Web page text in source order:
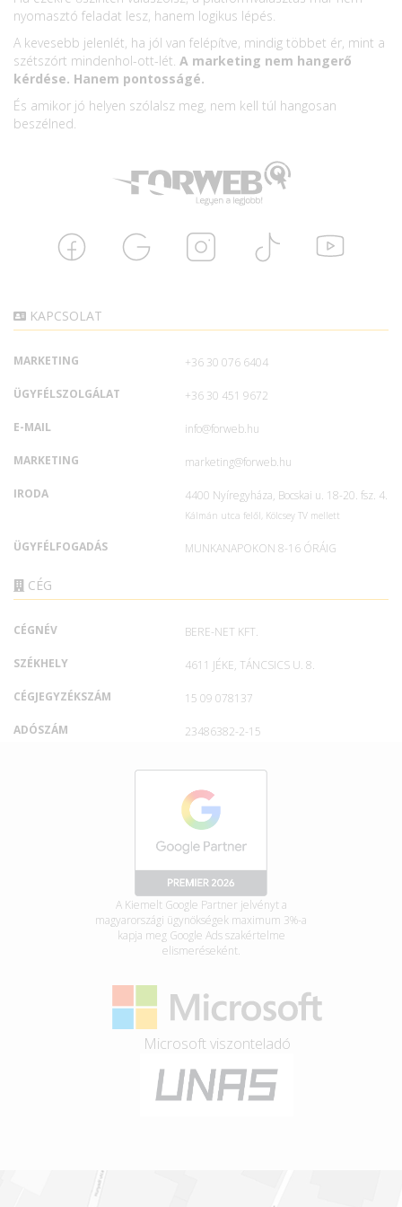
nyomasztó feladat lesz, hanem logikus lépés.
A kevesebb jelenlét, ha jól van felépítve, mindig többet ér, mint a
szétszórt mindenhol-ott-lét. A marketing nem hangerő
kérdése. Hanem pontosságé.
És amikor jó helyen szólalsz meg, nem kell túl hangosan
beszélned.
KAPCSOLAT
MARKETING +36 30 076 6404
ÜGYFÉLSZOLGÁLAT +36 30 451 9672
E-MAIL info@forweb.hu
MARKETING marketing@forweb.hu
IRODA 4400 Nyíregyháza, Bocskai u. 18-20. fsz. 4.
Kálmán utca felől, Kölcsey TV mellett
ÜGYFÉLFOGADÁS MUNKANAPOKON 8-16 ÓRÁIG
CÉG
CÉGNÉV BERE-NET KFT.
SZÉKHELY 4611 JÉKE, TÁNCSICS U. 8.
CÉGJEGYZÉKSZÁM 15 09 078137
ADÓSZÁM 23486382-2-15
A Kiemelt Google Partner jelvényt a
magyarországi ügynökségek maximum 3%-a
kapja meg Google Ads szakértelme
elismeréseként.
Microsoft viszonteladó